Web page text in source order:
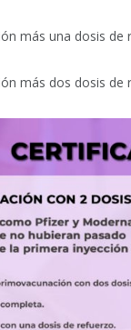
más una dosis de
más dos dosis de